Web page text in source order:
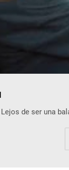
Lejos de ser una